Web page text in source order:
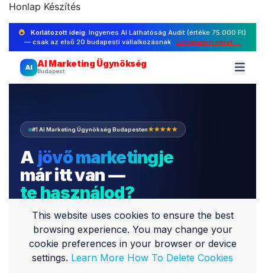
Honlap Készítés